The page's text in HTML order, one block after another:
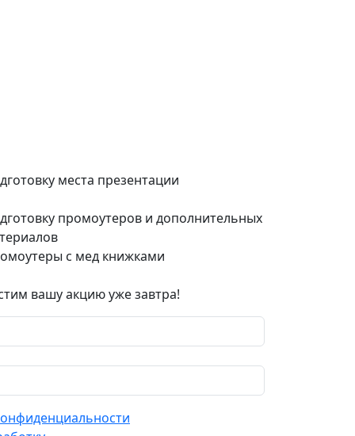
места презентации
промоутеров и дополнительных
с мед книжками
вашу акцию уже завтра!